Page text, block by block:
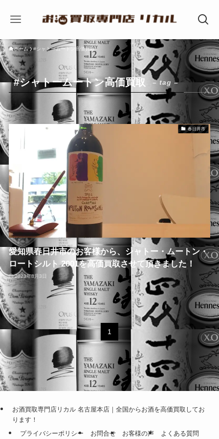
ホーム #シャトームートン高価買取
#シャトームートン高価買取 – tag –
春日井市
愛知県春日井市のお客様から、シャトー・ムートン・
ロートシルト 2001を高価買取させて頂きました！
2023年8月3日
1
お酒買取専門店リカル 名古屋本店｜全国からお酒を高価買取してお
ります！
プライバシーポリシー
お問合せ お客様の声 よくある質問